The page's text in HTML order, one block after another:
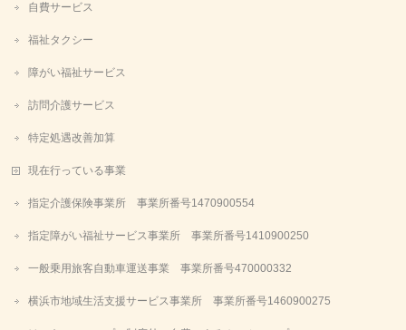
自費サービス
福祉タクシー
障がい福祉サービス
訪問介護サービス
特定処遇改善加算
現在行っている事業
指定介護保険事業所 事業所番号1470900554
指定障がい福祉サービス事業所 事業所番号1410900250
一般乗用旅客自動車運送事業 事業所番号470000332
横浜市地域生活支援サービス事業所 事業所番号1460900275